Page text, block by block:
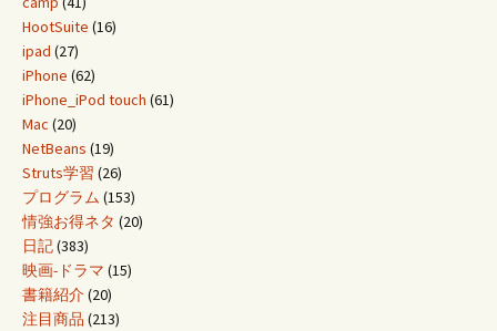
HootSuite (16)
ipad (27)
iPhone (62)
iPhone_iPod touch (61)
Mac (20)
NetBeans (19)
Struts学習 (26)
プログラム (153)
情強お得ネタ (20)
日記(383)
映画-ドラマ (15)
書籍紹介(20)
注目商品 (213)